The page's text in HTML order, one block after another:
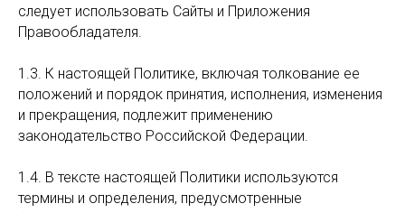
следует использовать Сайты и Приложения
Правообладателя.
1.3. К настоящей Политике, включая толкование ее
положений и порядок принятия, исполнения, изменения
и прекращения, подлежит применению
законодательство Российской Федерации.
1.4. В тексте настоящей Политики используются
термины и определения, предусмотренные